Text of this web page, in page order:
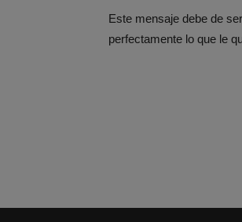
Este mensaje debe de ser
perfectamente lo que le